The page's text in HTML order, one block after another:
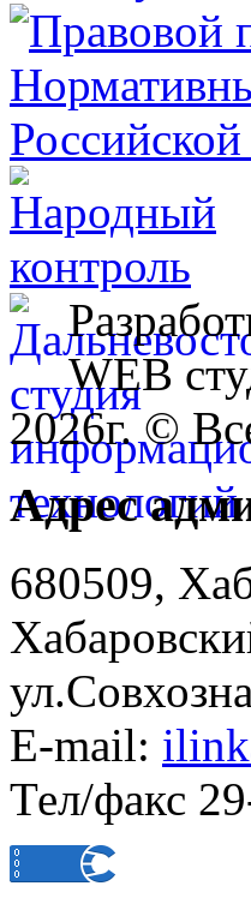
WEB
2026г. ©
Адрес
680509,
E-mail:
Тел/факс